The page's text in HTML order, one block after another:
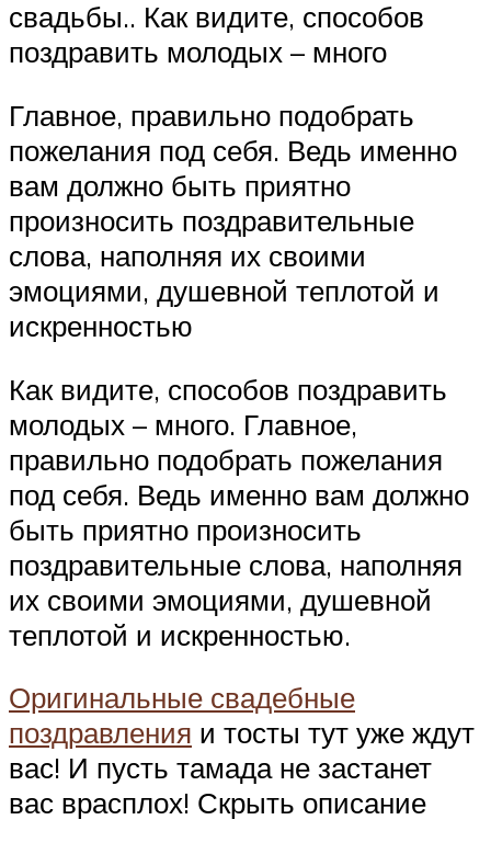
свадьбы.. Как видите, способов
поздравить молодых – много
Главное, правильно подобрать
пожелания под себя. Ведь именно
вам должно быть приятно
произносить поздравительные
слова, наполняя их своими
эмоциями, душевной теплотой и
искренностью
Как видите, способов поздравить
молодых – много. Главное,
правильно подобрать пожелания
под себя. Ведь именно вам должно
быть приятно произносить
поздравительные слова, наполняя
их своими эмоциями, душевной
теплотой и искренностью.
Оригинальные свадебные
поздравления и тосты тут уже ждут
вас! И пусть тамада не застанет
вас врасплох! Скрыть описание